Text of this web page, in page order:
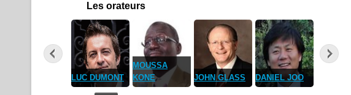
Les orateurs
PIERRE CYR
FERNAND
SAINT LOUIS
IRVIN BAXTER
JIMMY
SWAGGART
JACKSON